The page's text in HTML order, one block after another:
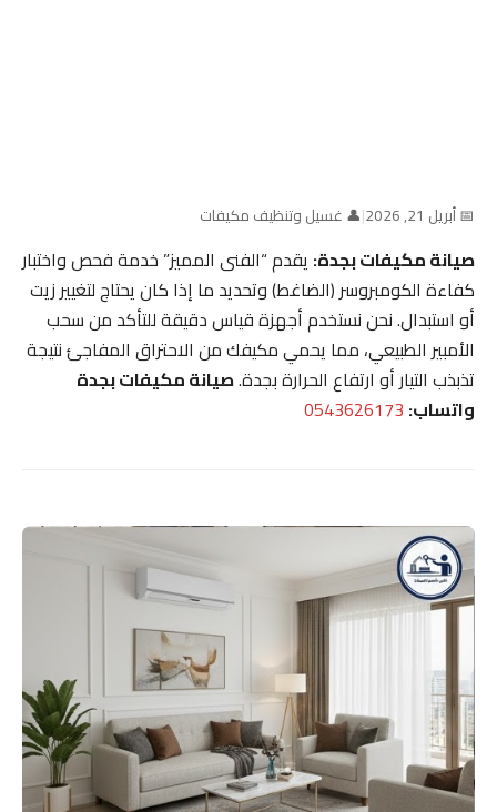
📅 أبريل 21, 2026 |👤 غسيل وتنظيف مكيفات
صيانة مكيفات بجدة:يقدم “الفنى المميز” خدمة فحص واختبار
كفاءة الكومبروسر (الضاغط) وتحديد ما إذا كان يحتاج لتغيير زيت
أو استبدال. نحن نستخدم أجهزة قياس دقيقة للتأكد من سحب
الأمبير الطبيعي، مما يحمي مكيفك من الاحتراق المفاجئ نتيجة
تذبذب التيار أو ارتفاع الحرارة بجدة.صيانة مكيفات بجدة
واتساب:0543626173